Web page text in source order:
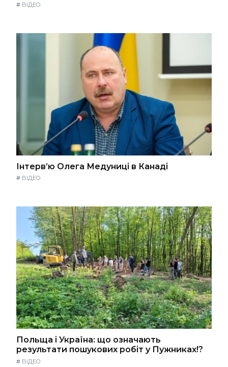
# ВІДЕО
Інтерв’ю Олега Медуниці в Канаді
# ВІДЕО
Польща і Україна: що означають
результати пошукових робіт у Пужниках!?
# ВІДЕО